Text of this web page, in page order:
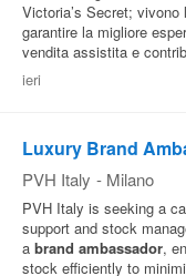
Victoria’s Secret;
garantire la migliore
vendita assistita e
ieri
Luxury Brand
PVH Italy - Milano
PVH Italy is seeking a
support and stock
a brand ambassador,
stock efficiently to